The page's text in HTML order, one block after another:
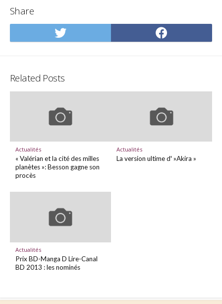
Share
Share
on
on
Related Posts
Actualités
« Valérian et la cité des milles
planètes »: Besson gagne son
procès
Actualités
La version ultime d' »Akira »
Actualités
Prix BD-Manga D Lire-Canal
BD 2013 : les nominés